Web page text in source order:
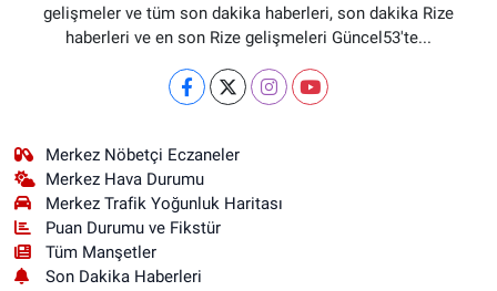
gelişmeler ve tüm son dakika haberleri, son dakika Rize
haberleri ve en son Rize gelişmeleri Güncel53'te...
Merkez Nöbetçi Eczaneler
Merkez Hava Durumu
Merkez Trafik Yoğunluk Haritası
Puan Durumu ve Fikstür
Tüm Manşetler
Son Dakika Haberleri